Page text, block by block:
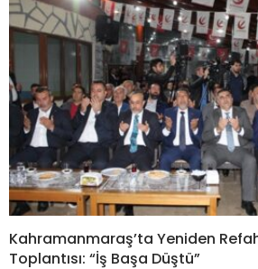
Kahramanmaraş’ta Yeniden
Toplantısı: “İş Başa Düştü”